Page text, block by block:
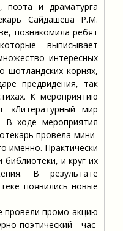
поэта и драматурга
Сайдашева Р.М.
познакомила ребят
выписывает
интересных
шотландских корнях,
предвидения, так
К мероприятию
«Литературный мир
В ходе мероприятия
провела мини-
именно. Практически
и круг их
В результате
появились новые
провели промо-акцию
поэтический час